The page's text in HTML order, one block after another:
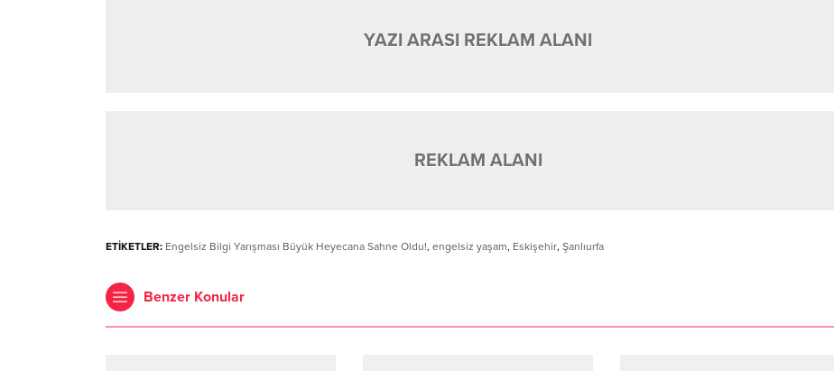
YAZI ARASI REKLAM ALANI
REKLAM ALANI
ETİKETLER: Engelsiz Bilgi Yarışması Büyük Heyecana Sahne Oldu!, engelsiz yaşam, Eskişehir, Şanlıurfa
Benzer Konular